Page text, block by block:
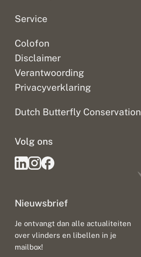
Service
Colofon
Disclaimer
Verantwoording
Privacyverklaring
Dutch Butterfly Conservation
Nieuwsbrief
Je ontvangt dan alle actualiteiten
over vlinders en libellen in je
mailbox!
Volg ons